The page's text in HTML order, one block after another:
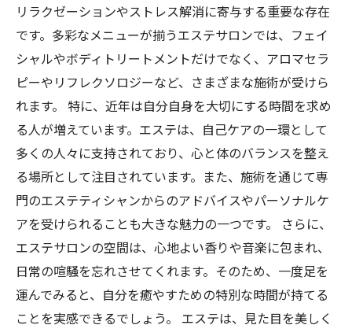
リラクゼーションやストレス解消に寄与する重要な存在
です。多彩なメニューが揃うエステサロンでは、フェイ
シャルやボディトリートメントだけでなく、アロマセラ
ピーやリフレクソロジーなど、さまざまな施術が受けら
れます。 特に、近年は自分自身を大切にする時間を求め
る人が増えています。エステは、自己ケアの一環として
多くの人々に支持されており、心と体のバランスを整え
る場所として注目されています。また、施術を通じて専
門のエステティシャンからのアドバイスやパーソナルケ
アを受けられることも大きな魅力の一つです。 さらに、
エステサロンの空間は、心地よい香りや音楽に包まれ、
日常の喧騒を忘れさせてくれます。そのため、一度足を
運んでみると、自分を癒やすための特別な時間が持てる
ことを実感できるでしょう。 エステは、見た目を美しく